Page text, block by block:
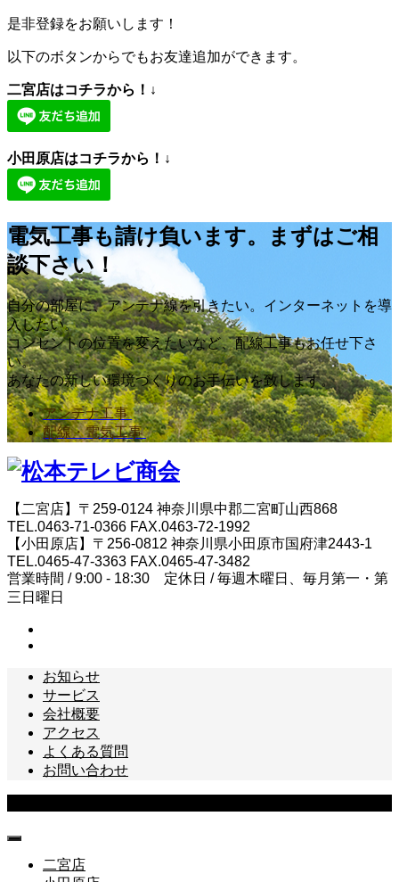
是非登録をお願いします！
以下のボタンからでもお友達追加ができます。
二宮店はコチラから！↓
小田原店はコチラから！↓
電気工事も請け負います。まずはご相
談下さい！
自分の部屋に、アンテナ線を引きたい。インターネットを導
入したい。
コンセントの位置を変えたいなど、配線工事もお任せ下さ
い。
あなたの新しい環境づくりのお手伝いを致します。
アンテナ工事
配線・電気工事
【二宮店】〒259-0124 神奈川県中郡二宮町山西868
TEL.0463-71-0366 FAX.0463-72-1992
【小田原店】〒256-0812 神奈川県小田原市国府津2443-1
TEL.0465-47-3363 FAX.0465-47-3482
営業時間 / 9:00 - 18:30 定休日 / 毎週木曜日、毎月第一・第
三日曜日
お知らせ
サービス
会社概要
アクセス
よくある質問
お問い合わせ
二宮店